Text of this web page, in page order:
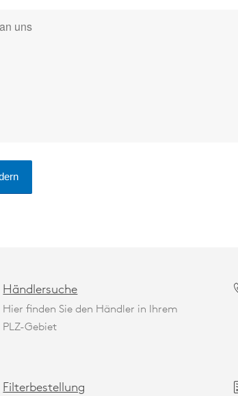
Händlersuche
Hier finden Sie den Händler in Ihrem
PLZ-Gebiet
Filterbestellung